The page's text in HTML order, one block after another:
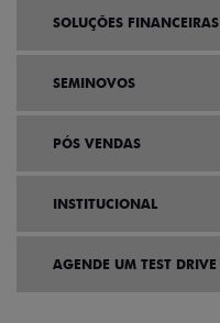
SOLUÇÕES FINANCEIRAS
SEMINOVOS
PÓS VENDAS
INSTITUCIONAL
AGENDE UM TEST DRIVE